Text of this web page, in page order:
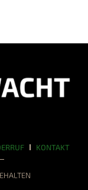
KONTAKT